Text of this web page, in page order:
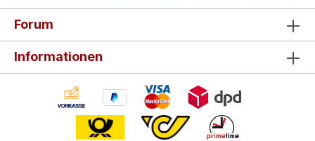
Forum
Informationen